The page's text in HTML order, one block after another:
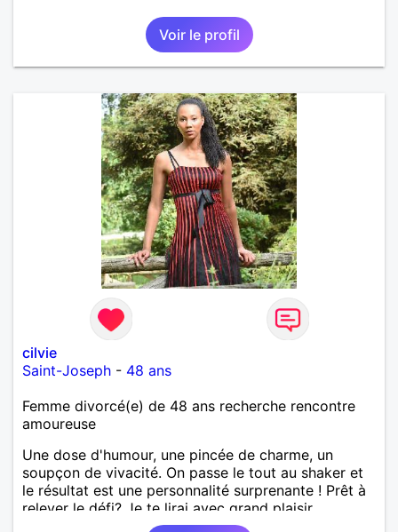
Voir le profil
cilvie
Saint-Joseph - 48 ans
Femme divorcé(e) de 48 ans recherche rencontre
amoureuse
Une dose d'humour, une pincée de charme, un
soupçon de vivacité. On passe le tout au shaker et
le résultat est une personnalité surprenante ! Prêt à
relever le défi? Je te lirai avec grand plaisir.